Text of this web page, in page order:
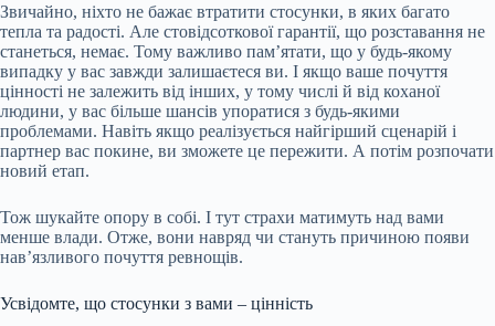
Звичайно, ніхто не бажає втратити стосунки, в яких багато
тепла та радості. Але стовідсоткової гарантії, що розставання не
станеться, немає. Тому важливо пам’ятати, що у будь-якому
випадку у вас завжди залишаєтеся ви. І якщо ваше почуття
цінності не залежить від інших, у тому числі й від коханої
людини, у вас більше шансів упоратися з будь-якими
проблемами. Навіть якщо реалізується найгірший сценарій і
партнер вас покине, ви зможете це пережити. А потім розпочати
новий етап.
Тож шукайте опору в собі. І тут страхи матимуть над вами
менше влади. Отже, вони навряд чи стануть причиною появи
нав’язливого почуття ревнощів.
Усвідомте, що стосунки з вами – цінність